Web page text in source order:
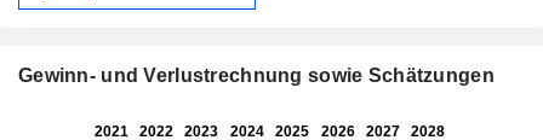
Gewinn- und Verlustrechnung sowie Schätzungen